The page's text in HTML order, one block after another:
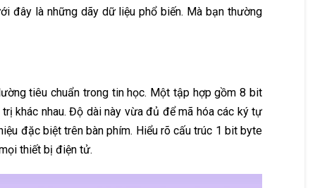
đây là những dãy dữ liệu phổ biến. Mà bạn thường
tiêu chuẩn trong tin học. Một tập hợp gồm 8 bit
khác nhau. Độ dài này vừa đủ để mã hóa các ký tự
đặc biệt trên bàn phím. Hiểu rõ cấu trúc 1 bit byte
thiết bị điện tử.